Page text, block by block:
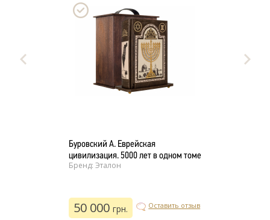
Буровский А. Еврейская
цивилизация. 5000 лет в одном томе
Бренд: Эталон
50 000 грн. Оставить отзыв